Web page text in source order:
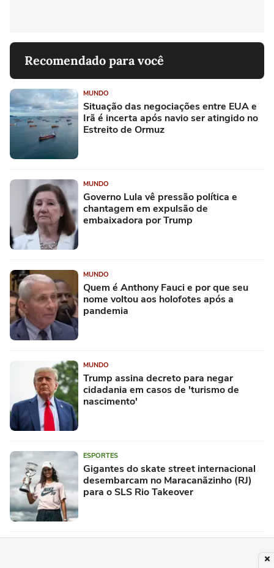
Recomendado para você
MUNDO
Situação das negociações entre EUA e
Irã é incerta após navio ser atingido no
Estreito de Ormuz
MUNDO
Governo Lula vê pressão política e
chantagem em expulsão de
embaixadora por Trump
MUNDO
Quem é Anthony Fauci e por que seu
nome voltou aos holofotes após a
pandemia
MUNDO
Trump assina decreto para negar
cidadania em casos de 'turismo de
nascimento'
ESPORTES
Gigantes do skate street internacional
desembarcam no Maracanãzinho (RJ)
para o SLS Rio Takeover